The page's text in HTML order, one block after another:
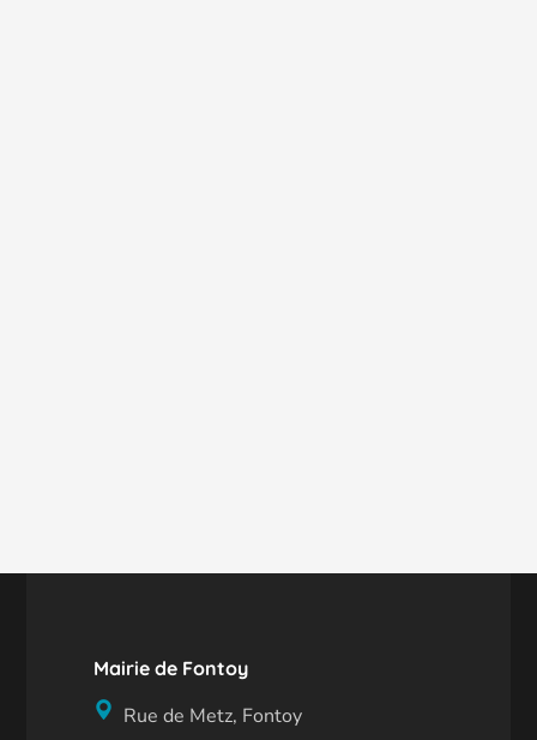
Mairie de Fontoy
Rue de Metz, Fontoy